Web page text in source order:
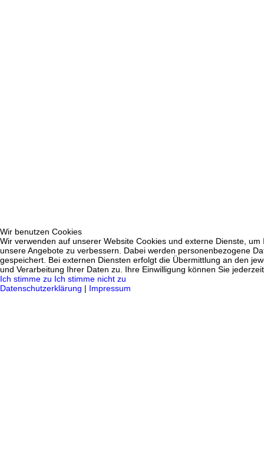
Wir benutzen Cookies
Wir verwenden auf unserer Website Cookies und externe Dienste,
unsere Angebote zu verbessern. Dabei werden personenbezogene
gespeichert. Bei externen Diensten erfolgt die Übermittlung an den
und Verarbeitung Ihrer Daten zu. Ihre Einwilligung können Sie
Ich stimme zu Ich stimme nicht zu
Datenschutzerklärung | Impressum